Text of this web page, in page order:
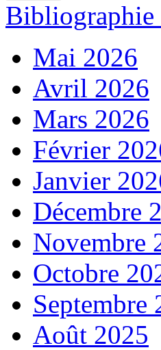
Bibliographie
Mai 2026
Avril 2026
Mars 2026
Février
Janvier
Décembre
Novembre
Octobre
Septembre
Août 2025